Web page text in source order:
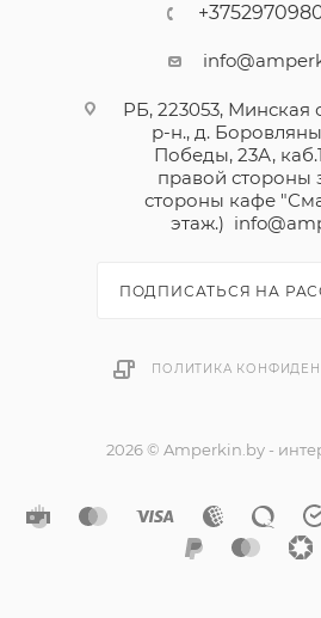
РБ, 223053, Минская
р-н., д.
Победы, 23А,
правой стороны
стороны кафе
этаж.)
ПОДПИСАТЬСЯ НА
ПОЛИТИКА
2026 © Amperkin.by -